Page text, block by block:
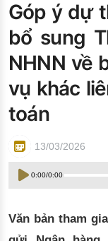
Đào tạo ISO
Góp ý dự
bổ sung
NHNN về
vụ khác
toán
13/03/2026
0:00/0:00
Văn bản tham